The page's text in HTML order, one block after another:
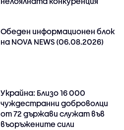
Обеден информационен блок
на NOVA NEWS (06.08.2026)
Украйна: Близо 16 000
чуждестранни доброволци
от 72 държави служат във
въоръжените сили